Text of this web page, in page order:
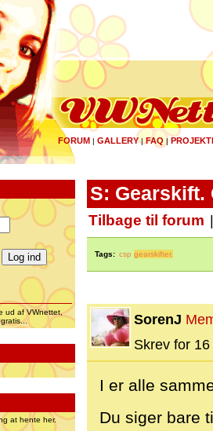
FORUM | GALLERY|FAQ |
ud af VWnettet,
at hente her.
S: Gearskift.
Tilbage til forum
Tags: csp gearskifter.
SorenJ
Skrev for
I er alle
Du siger bare